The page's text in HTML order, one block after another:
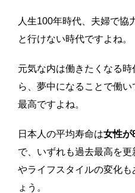
人生100年時代、夫婦で協
と行けない時代ですよね。
元気な内は働きたくなる
ら、夢中になることで働
最高ですよね。
日本人の平均寿命は女性が
で、いずれも過去最高を
やライフスタイルの変化
ょう。